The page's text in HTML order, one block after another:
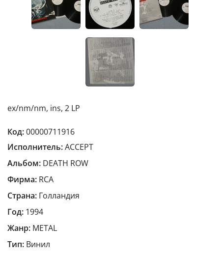
ex/nm/nm, ins, 2 LP
Код:00000711916
Исполнитель:ACCEPT
Альбом: DEATH ROW
Фирма: RCA
Страна: Голландия
Год: 1994
Жанр: METAL
Тип: Винил